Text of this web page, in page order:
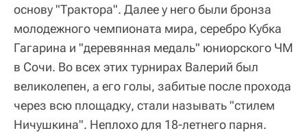
основу "Трактора". Далее у него были бронза
молодежного чемпионата мира, серебро Кубка
Гагарина и "деревянная медаль" юниорского ЧМ
в Сочи. Во всех этих турнирах Валерий был
великолепен, а его голы, забитые после прохода
через всю площадку, стали называть "стилем
Ничушкина". Неплохо для 18-летнего парня.